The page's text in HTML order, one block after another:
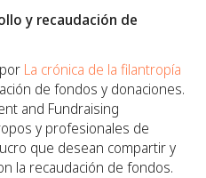
y recaudación de
La crónica de la filantropía
de fondos y donaciones.
and Fundraising
y profesionales de
que desean compartir y
la recaudación de fondos.